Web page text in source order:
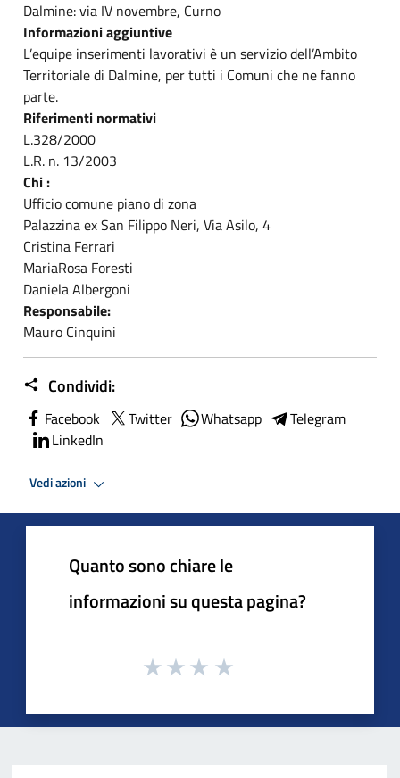
Dalmine: via IV novembre, Curno
Informazioni aggiuntive
L’equipe inserimenti lavorativi è un servizio dell’Ambito
Territoriale di Dalmine, per tutti i Comuni che ne fanno
parte.
Riferimenti normativi
L.328/2000
L.R. n. 13/2003
Chi :
Ufficio comune piano di zona
Palazzina ex San Filippo Neri, Via Asilo, 4
Cristina Ferrari
MariaRosa Foresti
Daniela Albergoni
Responsabile:
Mauro Cinquini
Condividi:
Facebook Twitter Whatsapp
Telegram
LinkedIn
Vedi azioni
Quanto sono chiare le
informazioni su questa pagina?